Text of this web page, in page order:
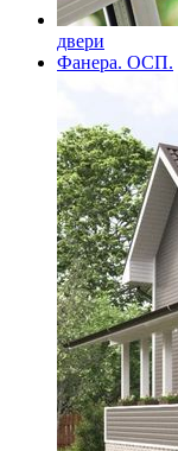
двери
Фанера. ОСП.